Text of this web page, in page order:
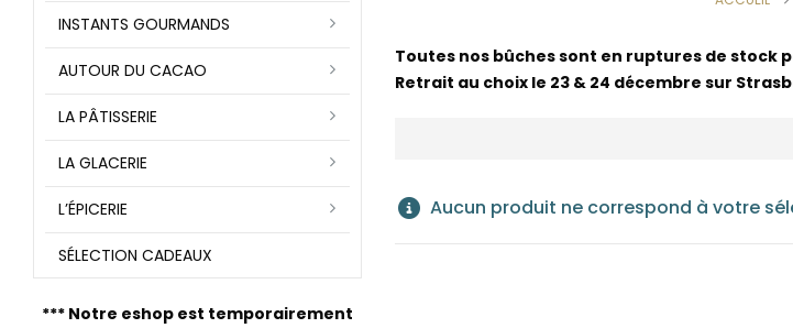
Toutes nos bûches sont en ruptures de stock
Retrait au choix le 23 & 24 décembre sur
Aucun produit ne correspond à votre
INSTANTS GOURMANDS
AUTOUR DU CACAO
LA PÂTISSERIE
LA GLACERIE
L’ÉPICERIE
SÉLECTION CADEAUX
*** Notre eshop est temporairement